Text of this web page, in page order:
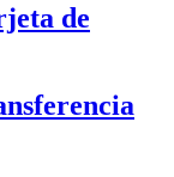
de